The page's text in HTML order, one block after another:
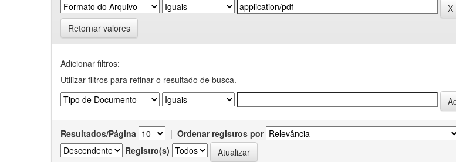
Retornar valores
Adicionar filtros:
Utilizar filtros para refinar o resultado de busca.
Resultados/Página | Ordenar registros por
Registro(s)